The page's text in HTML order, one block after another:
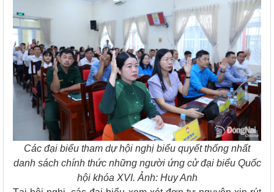
Các đại biểu tham dự hội nghị biểu quyết thống nhất
danh sách chính thức những người ứng cử đại biểu Quốc
hội khóa XVI. Ảnh: Huy Anh